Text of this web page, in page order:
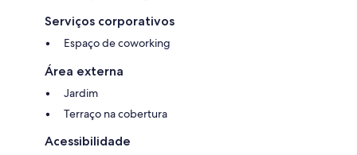
Serviços corporativos
Espaço de coworking
Área externa
Jardim
Terraço na cobertura
Acessibilidade